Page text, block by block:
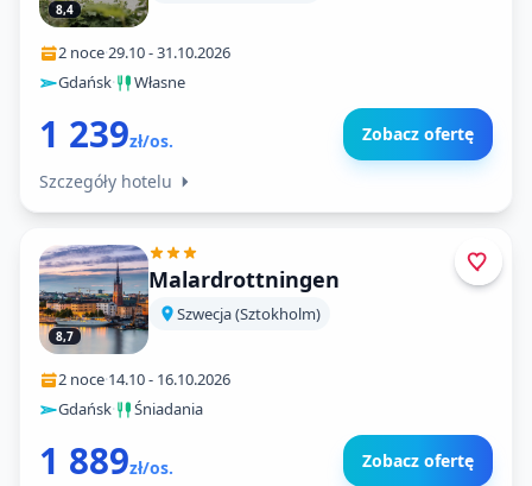
8,4
2 noce·29.10-31.10.2026
Gdańsk· Własne
1 239zł/os. Zobacz ofertę
Szczegóły hotelu
8,7
Malardrottningen
Szwecja (Sztokholm)
2 noce·14.10- 16.10.2026
Gdańsk· Śniadania
1 889zł/os. Zobacz ofertę